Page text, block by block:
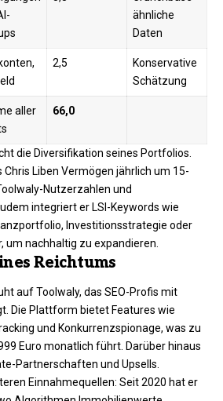
ähnliche
Daten
2,5
Konservative
Schätzung
aller
66,0
die Diversifikation seines Portfolios.
Liben Vermögen jährlich um 15-
Nutzerzahlen und
integriert er LSI-Keywords wie
Investitionsstrategie oder
um nachhaltig zu expandieren.​
Reichtums
auf Toolwaly, das SEO-Profis mit
Die Plattform bietet Features wie
und Konkurrenzspionage, was zu
Euro monatlich führt. Darüber hinaus
Partnerschaften und Upsells.
Einnahmequellen: Seit 2020 hat er